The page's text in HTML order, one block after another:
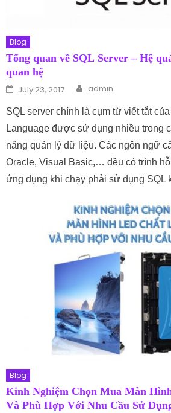
Blog
Tổng quan về SQL Server – Hệ
quan hệ
Posted on
July 23, 2017 Author
admin
SQL server chính là cụm từ viết tắt
Language được sử dụng nhiều trong
năng quản lý dữ liệu. Các ngôn ngữ
Oracle, Visual Basic,… đều có trình
ứng dụng khi chạy phải sử dụng SQL
Blog
Kinh Nghiệm Chọn Mua Màn
Và Phù Hợp Với Nhu Cầu Sử